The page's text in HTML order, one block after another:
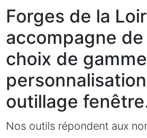
Forges de la
accompagne
choix de
outillage
Nos outils répondent aux